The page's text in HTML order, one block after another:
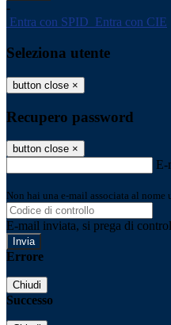
-
Entra con SPID Entra con CIE
Seleziona utente
button close ×
Recupero password
button close ×
E-
Non hai una e-mail associata al
E-mail inviata, si prega di
Errore
Chiudi
Successo